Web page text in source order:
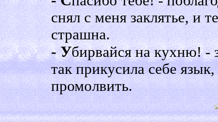
снял с меня заклятье, и
страшна.
- Убирвайся на кухню! -
так прикусила себе
промолвить.